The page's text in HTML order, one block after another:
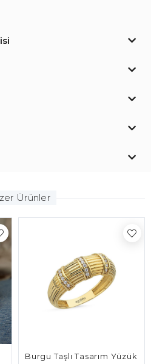
Ürünler
Burgu Taşlı Tasarım Yüzük